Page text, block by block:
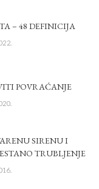
– 48 DEFINICIJA
POVRAĆANJE
SIRENU I
TRUBLJENJE